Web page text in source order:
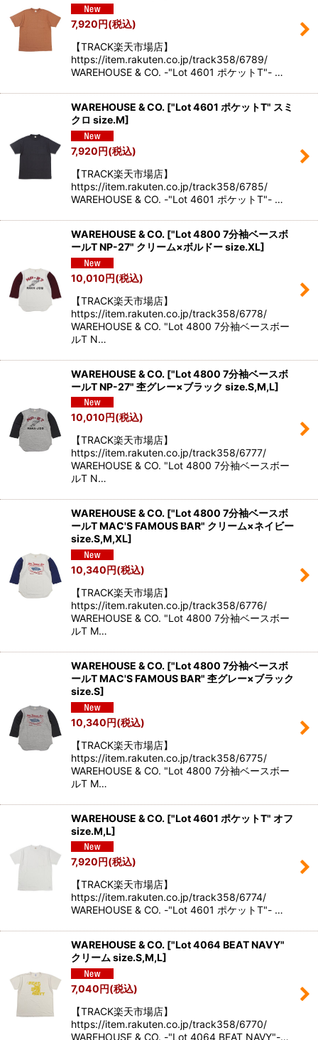
7,920円(税込)
【TRACK楽天市場店】
https://item.rakuten.co.jp/track358/6789/
WAREHOUSE & CO. -"Lot 4601 ポケットT"- …
WAREHOUSE & CO. ["Lot 4601 ポケットT" スミ
クロ size.M]
7,920円(税込)
【TRACK楽天市場店】
https://item.rakuten.co.jp/track358/6785/
WAREHOUSE & CO. -"Lot 4601 ポケットT"- …
WAREHOUSE & CO. ["Lot 4800 7分袖ベースボ
ールT NP-27" クリーム×ボルドー size.XL]
10,010円(税込)
【TRACK楽天市場店】
https://item.rakuten.co.jp/track358/6778/
WAREHOUSE & CO. "Lot 4800 7分袖ベースボー
ルT N…
WAREHOUSE & CO. ["Lot 4800 7分袖ベースボ
ールT NP-27" 杢グレー×ブラック size.S,M,L]
10,010円(税込)
【TRACK楽天市場店】
https://item.rakuten.co.jp/track358/6777/
WAREHOUSE & CO. "Lot 4800 7分袖ベースボー
ルT N…
WAREHOUSE & CO. ["Lot 4800 7分袖ベースボ
ールT MAC'S FAMOUS BAR" クリーム×ネイビー
size.S,M,XL]
10,340円(税込)
【TRACK楽天市場店】
https://item.rakuten.co.jp/track358/6776/
WAREHOUSE & CO. "Lot 4800 7分袖ベースボー
ルT M…
WAREHOUSE & CO. ["Lot 4800 7分袖ベースボ
ールT MAC'S FAMOUS BAR" 杢グレー×ブラック
size.S]
10,340円(税込)
【TRACK楽天市場店】
https://item.rakuten.co.jp/track358/6775/
WAREHOUSE & CO. "Lot 4800 7分袖ベースボー
ルT M…
WAREHOUSE & CO. ["Lot 4601 ポケットT" オフ
size.M,L]
7,920円(税込)
【TRACK楽天市場店】
https://item.rakuten.co.jp/track358/6774/
WAREHOUSE & CO. -"Lot 4601 ポケットT"- …
WAREHOUSE & CO. ["Lot 4064 BEAT NAVY"
クリーム size.S,M,L]
7,040円(税込)
【TRACK楽天市場店】
https://item.rakuten.co.jp/track358/6770/
WAREHOUSE & CO. -"Lot 4064 BEAT NAVY"-…